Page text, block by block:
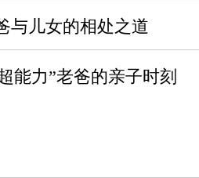
与儿女的相处之道
能力”老爸的亲子时刻